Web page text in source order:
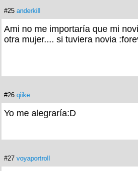
#25 anderkill
Ami no me importaría que mi
otra mujer.... si tuviera novia
#26 qiike
Yo me alegraría:D
#27 voyaportroll